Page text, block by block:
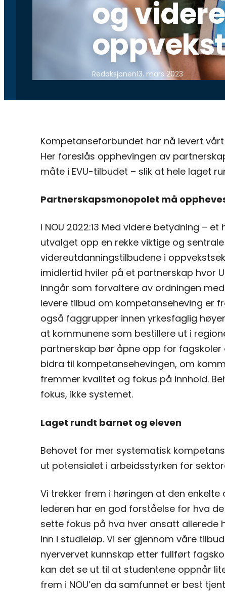
og
Redaksjonen13. mars 2023
Kompetanseforbundet har nå levert
Her foreslås opphevingen av
måte i EVU-tilbudet – slik at hele laget
Partnerskapsmonopolet må
I NOU 2022:13 Med videre betydning –
utvalget opp en rekke viktige og
videreutdanningstilbudene i
imidlertid hviler på et partnerskap hvor
inngår som forvaltere av ordningen
levere tilbud om kompetanseheving er
også faggrupper innen yrkesfaglig
at kommunene som bestillere ut i
partnerskap bør åpne opp for
bidra til kompetansehevingen, om
fremmer kvalitet og fokus på innhold.
fokus, ikke systemet.
Laget rundt barnet og eleven
Behovet for mer systematisk
ut potensialet i arbeidsstyrken for
Vi trekker frem i høringen at den
lederen har en god forståelse for hva
sette fokus på hva hver ansatt allerede
inn i studieløp. Vi ser gjennom våre
nyervervet kunnskap etter fullført
kan det se ut til at studentene oppnår
frem i NOU’en da samfunnet er best